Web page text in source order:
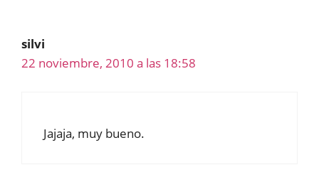
silvi
22 noviembre, 2010 a las 18:58
Jajaja, muy bueno.